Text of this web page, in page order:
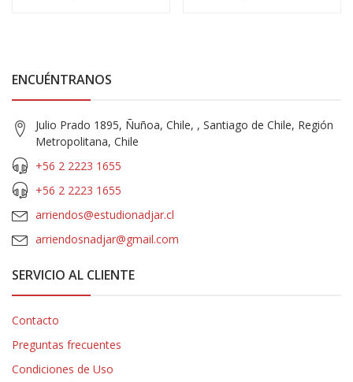
ENCUÉNTRANOS
Julio Prado 1895, Ñuñoa, Chile, , Santiago de Chile, Región
Metropolitana, Chile
+56 2 2223 1655
+56 2 2223 1655
arriendos@estudionadjar.cl
arriendosnadjar@gmail.com
SERVICIO AL CLIENTE
Contacto
Preguntas frecuentes
Condiciones de Uso